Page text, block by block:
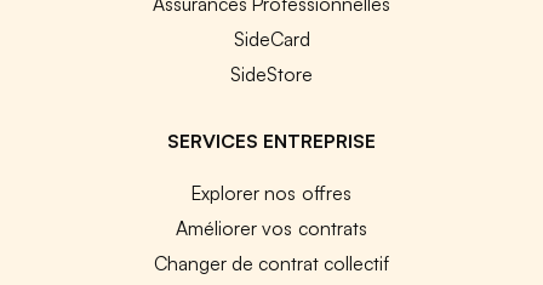
SideCard
SideStore
SERVICES ENTREPRISE
Explorer nos offres
Améliorer vos contrats
Changer de contrat collectif